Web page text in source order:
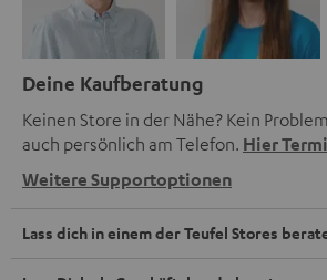
Deine Kaufberatung
Keinen Store in der Nähe? Kein
auch persönlich am Telefon. Hier
Weitere Supportoptionen
Lass dich in einem der Teufel Stores